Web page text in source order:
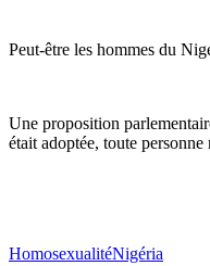
Peut-être les hommes du
Une proposition
était adoptée, toute
HomosexualitéNigéria